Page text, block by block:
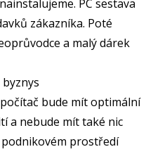
PC sestava
zákazníka. Poté
a malý dárek
bude mít optimální
a nebude mít také nic
prostředí